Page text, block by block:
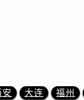
安 大连 福州